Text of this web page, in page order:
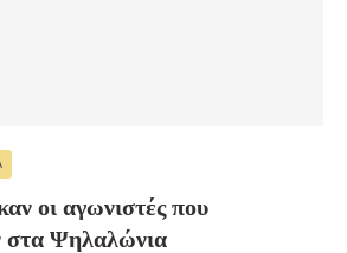
οι αγωνιστές που
στα Ψηλαλώνια